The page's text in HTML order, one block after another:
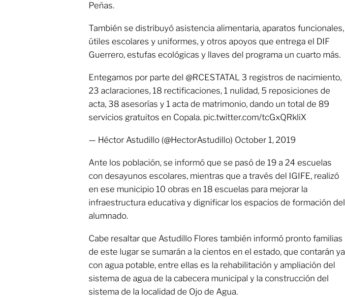
Peñas.
También se distribuyó asistencia alimentaria, aparatos funcionales,
útiles escolares y uniformes, y otros apoyos que entrega el DIF
Guerrero, estufas ecológicas y llaves del programa un cuarto más.
Entegamos por parte del @RCESTATAL 3 registros de nacimiento,
23 aclaraciones, 18 rectificaciones, 1 nulidad, 5 reposiciones de
acta, 38 asesorías y 1 acta de matrimonio, dando un total de 89
servicios gratuitos en Copala. pic.twitter.com/tcGxQRkliX
— Héctor Astudillo (@HectorAstudillo) October 1, 2019
Ante los población, se informó que se pasó de 19 a 24 escuelas
con desayunos escolares, mientras que a través del IGIFE, realizó
en ese municipio 10 obras en 18 escuelas para mejorar la
infraestructura educativa y dignificar los espacios de formación del
alumnado.
Cabe resaltar que Astudillo Flores también informó pronto familias
de este lugar se sumarán a la cientos en el estado, que contarán ya
con agua potable, entre ellas es la rehabilitación y ampliación del
sistema de agua de la cabecera municipal y la construcción del
sistema de la localidad de Ojo de Agua.